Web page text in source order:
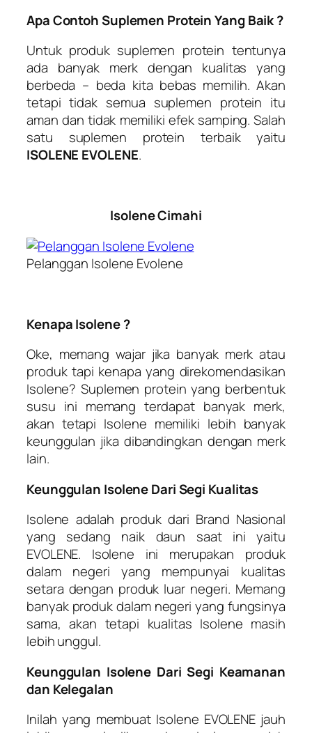
Apa Contoh Suplemen Protein Yang Baik ?
Untuk produk suplemen protein tentunya
ada banyak merk dengan kualitas yang
berbeda – beda kita bebas memilih. Akan
tetapi tidak semua suplemen protein itu
aman dan tidak memiliki efek samping. Salah
satu suplemen protein terbaik yaitu
ISOLENE EVOLENE.
Isolene Cimahi
Pelanggan Isolene Evolene
Kenapa Isolene ?
Oke, memang wajar jika banyak merk atau
produk tapi kenapa yang direkomendasikan
Isolene? Suplemen protein yang berbentuk
susu ini memang terdapat banyak merk,
akan tetapi Isolene memiliki lebih banyak
keunggulan jika dibandingkan dengan merk
lain.
Keunggulan Isolene Dari Segi Kualitas
Isolene adalah produk dari Brand Nasional
yang sedang naik daun saat ini yaitu
EVOLENE. Isolene ini merupakan produk
dalam negeri yang mempunyai kualitas
setara dengan produk luar negeri. Memang
banyak produk dalam negeri yang fungsinya
sama, akan tetapi kualitas Isolene masih
lebih unggul.
Keunggulan Isolene Dari Segi Keamanan
dan Kelegalan
Inilah yang membuat Isolene EVOLENE jauh